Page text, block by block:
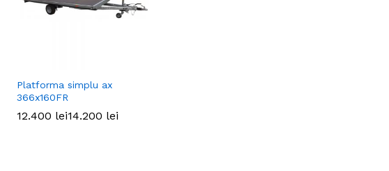
Platforma simplu ax
366x160FR
12.400 lei14.200 lei
12.400 lei14.200 lei